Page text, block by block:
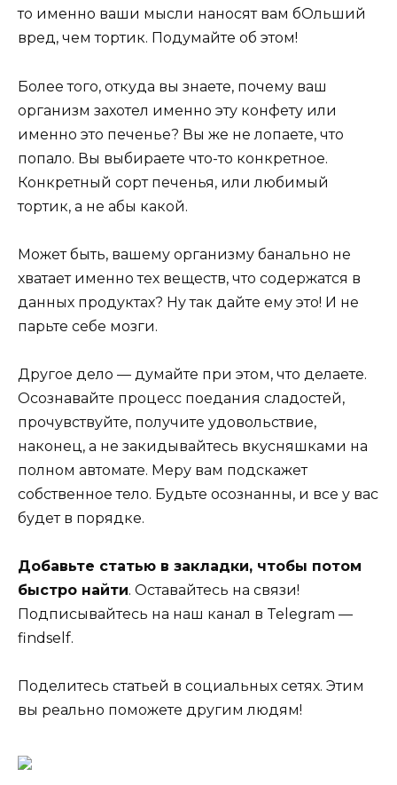
то именно ваши мысли наносят вам бОльший
вред, чем тортик. Подумайте об этом!
Более того, откуда вы знаете, почему ваш
организм захотел именно эту конфету или
именно это печенье? Вы же не лопаете, что
попало. Вы выбираете что-то конкретное.
Конкретный сорт печенья, или любимый
тортик, а не абы какой.
Может быть, вашему организму банально не
хватает именно тех веществ, что содержатся в
данных продуктах? Ну так дайте ему это! И не
парьте себе мозги.
Другое дело — думайте при этом, что делаете.
Осознавайте процесс поедания сладостей,
прочувствуйте, получите удовольствие,
наконец, а не закидывайтесь вкусняшками на
полном автомате. Меру вам подскажет
собственное тело. Будьте осознанны, и все у вас
будет в порядке.
Добавьте статью в закладки, чтобы потом
быстро найти. Оставайтесь на связи!
Подписывайтесь на наш канал в Telegram —
findself.
Поделитесь статьей в социальных сетях. Этим
вы реально поможете другим людям!